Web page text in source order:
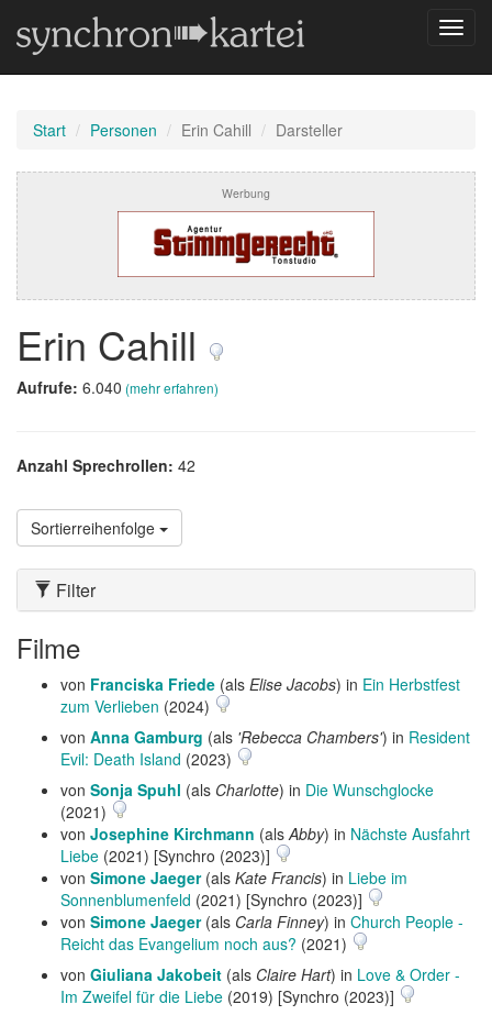
Start Personen Erin Cahill Darsteller
Werbung
Erin Cahill
Aufrufe: 6.040 (mehr erfahren)
Anzahl Sprechrollen: 42
Sortierreihenfolge
Filter
Filme
von Franciska Friede (als Elise Jacobs) in Ein Herbstfest
zum Verlieben (2024)
von Anna Gamburg (als 'Rebecca Chambers') in Resident
Evil: Death Island (2023)
von Sonja Spuhl (als Charlotte) in Die Wunschglocke
(2021)
von Josephine Kirchmann (alsAbby) in Nächste Ausfahrt
Liebe (2021) [Synchro (2023)]
von Simone Jaeger(als Kate Francis) in Liebe im
Sonnenblumenfeld (2021) [Synchro (2023)]
von Simone Jaeger(als Carla Finney) in Church People -
Reicht das Evangelium noch aus? (2021)
von Giuliana Jakobeit (als Claire Hart) in Love & Order -
Im Zweifel für die Liebe (2019) [Synchro (2023)]